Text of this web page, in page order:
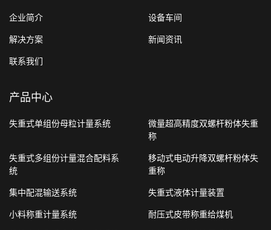
企业简介 设备车间
解决方案 新闻资讯
联系我们
产品中心
失重式单组份母粒计量系统
微量超高精度双螺杆粉体失重
称
失重式多组份计量混合配料系
统
移动式电动升降双螺杆粉体失
重称
集中配混输送系统 失重式液体计量装置
小料称重计量系统 耐压式皮带称重给煤机